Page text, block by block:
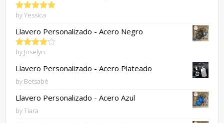
Rated5out
by Yessica
Llavero Personalizado - Acero Negro
Rated4
by Joselyn
Llavero Personalizado - Acero Plateado
by Betsabé
Llavero Personalizado - Acero Azul
by Tiara